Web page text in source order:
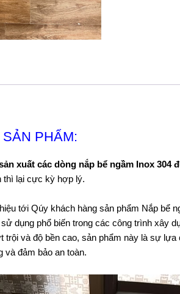
PHẨM:
xuất các dòng nắp bể ngầm Inox 304
thì lại cực kỳ hợp lý.
tới Qúy khách hàng sản phẩm Nắp bể
dụng phổ biến trong các công trình xây
và độ bền cao, sản phẩm này là sự
và đảm bảo an toàn.